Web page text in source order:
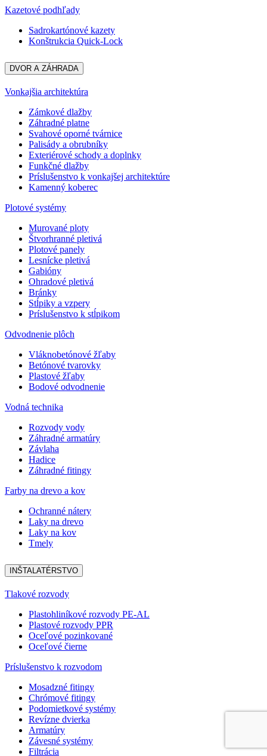
Kazetové podhľady
Sadrokartónové kazety
Konštrukcia Quick-Lock
DVOR A ZÁHRADA
Vonkajšia architektúra
Zámkové dlažby
Záhradné platne
Svahové oporné tvárnice
Palisády a obrubníky
Exteriérové schody a doplnky
Funkčné dlažby
Príslušenstvo k vonkajšej architektúre
Kamenný koberec
Plotové systémy
Murované ploty
Štvorhranné pletivá
Plotové panely
Lesnícke pletivá
Gabióny
Ohradové pletivá
Bránky
Stĺpiky a vzpery
Príslušenstvo k stĺpikom
Odvodnenie plôch
Vláknobetónové žľaby
Betónové tvarovky
Plastové žľaby
Bodové odvodnenie
Vodná technika
Rozvody vody
Záhradné armatúry
Závlaha
Hadice
Záhradné fitingy
Farby na drevo a kov
Ochranné nátery
Laky na drevo
Laky na kov
Tmely
INŠTALATÉRSTVO
Tlakové rozvody
Plastohliníkové rozvody PE-AL
Plastové rozvody PPR
Oceľové pozinkované
Oceľové čierne
Príslušenstvo k rozvodom
Mosadzné fitingy
Chrómové fitingy
Podomietkové systémy
Revízne dvierka
Armatúry
Závesné systémy
Filtrácia